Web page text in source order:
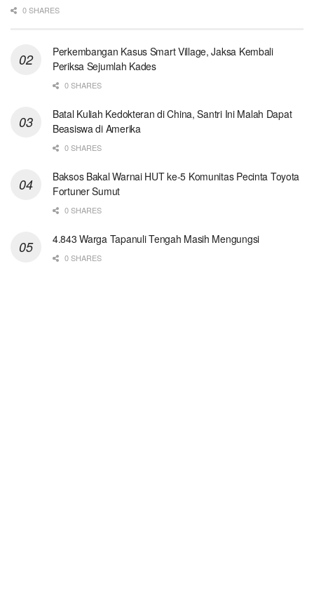
0 SHARES
Perkembangan Kasus Smart Village, Jaksa Kembali
Periksa Sejumlah Kades
0 SHARES
Batal Kuliah Kedokteran di China, Santri Ini Malah Dapat
Beasiswa di Amerika
0 SHARES
Baksos Bakal Warnai HUT ke-5 Komunitas Pecinta Toyota
Fortuner Sumut
0 SHARES
4.843 Warga Tapanuli Tengah Masih Mengungsi
0 SHARES